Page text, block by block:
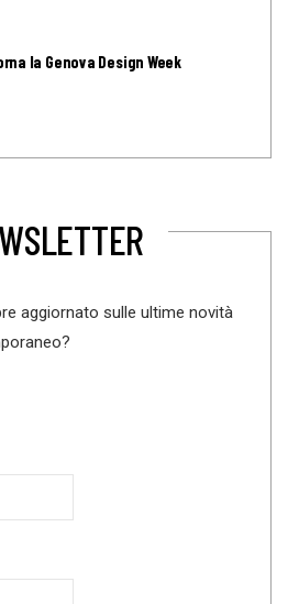
la Genova Design Week
aggiornato sulle ultime novità